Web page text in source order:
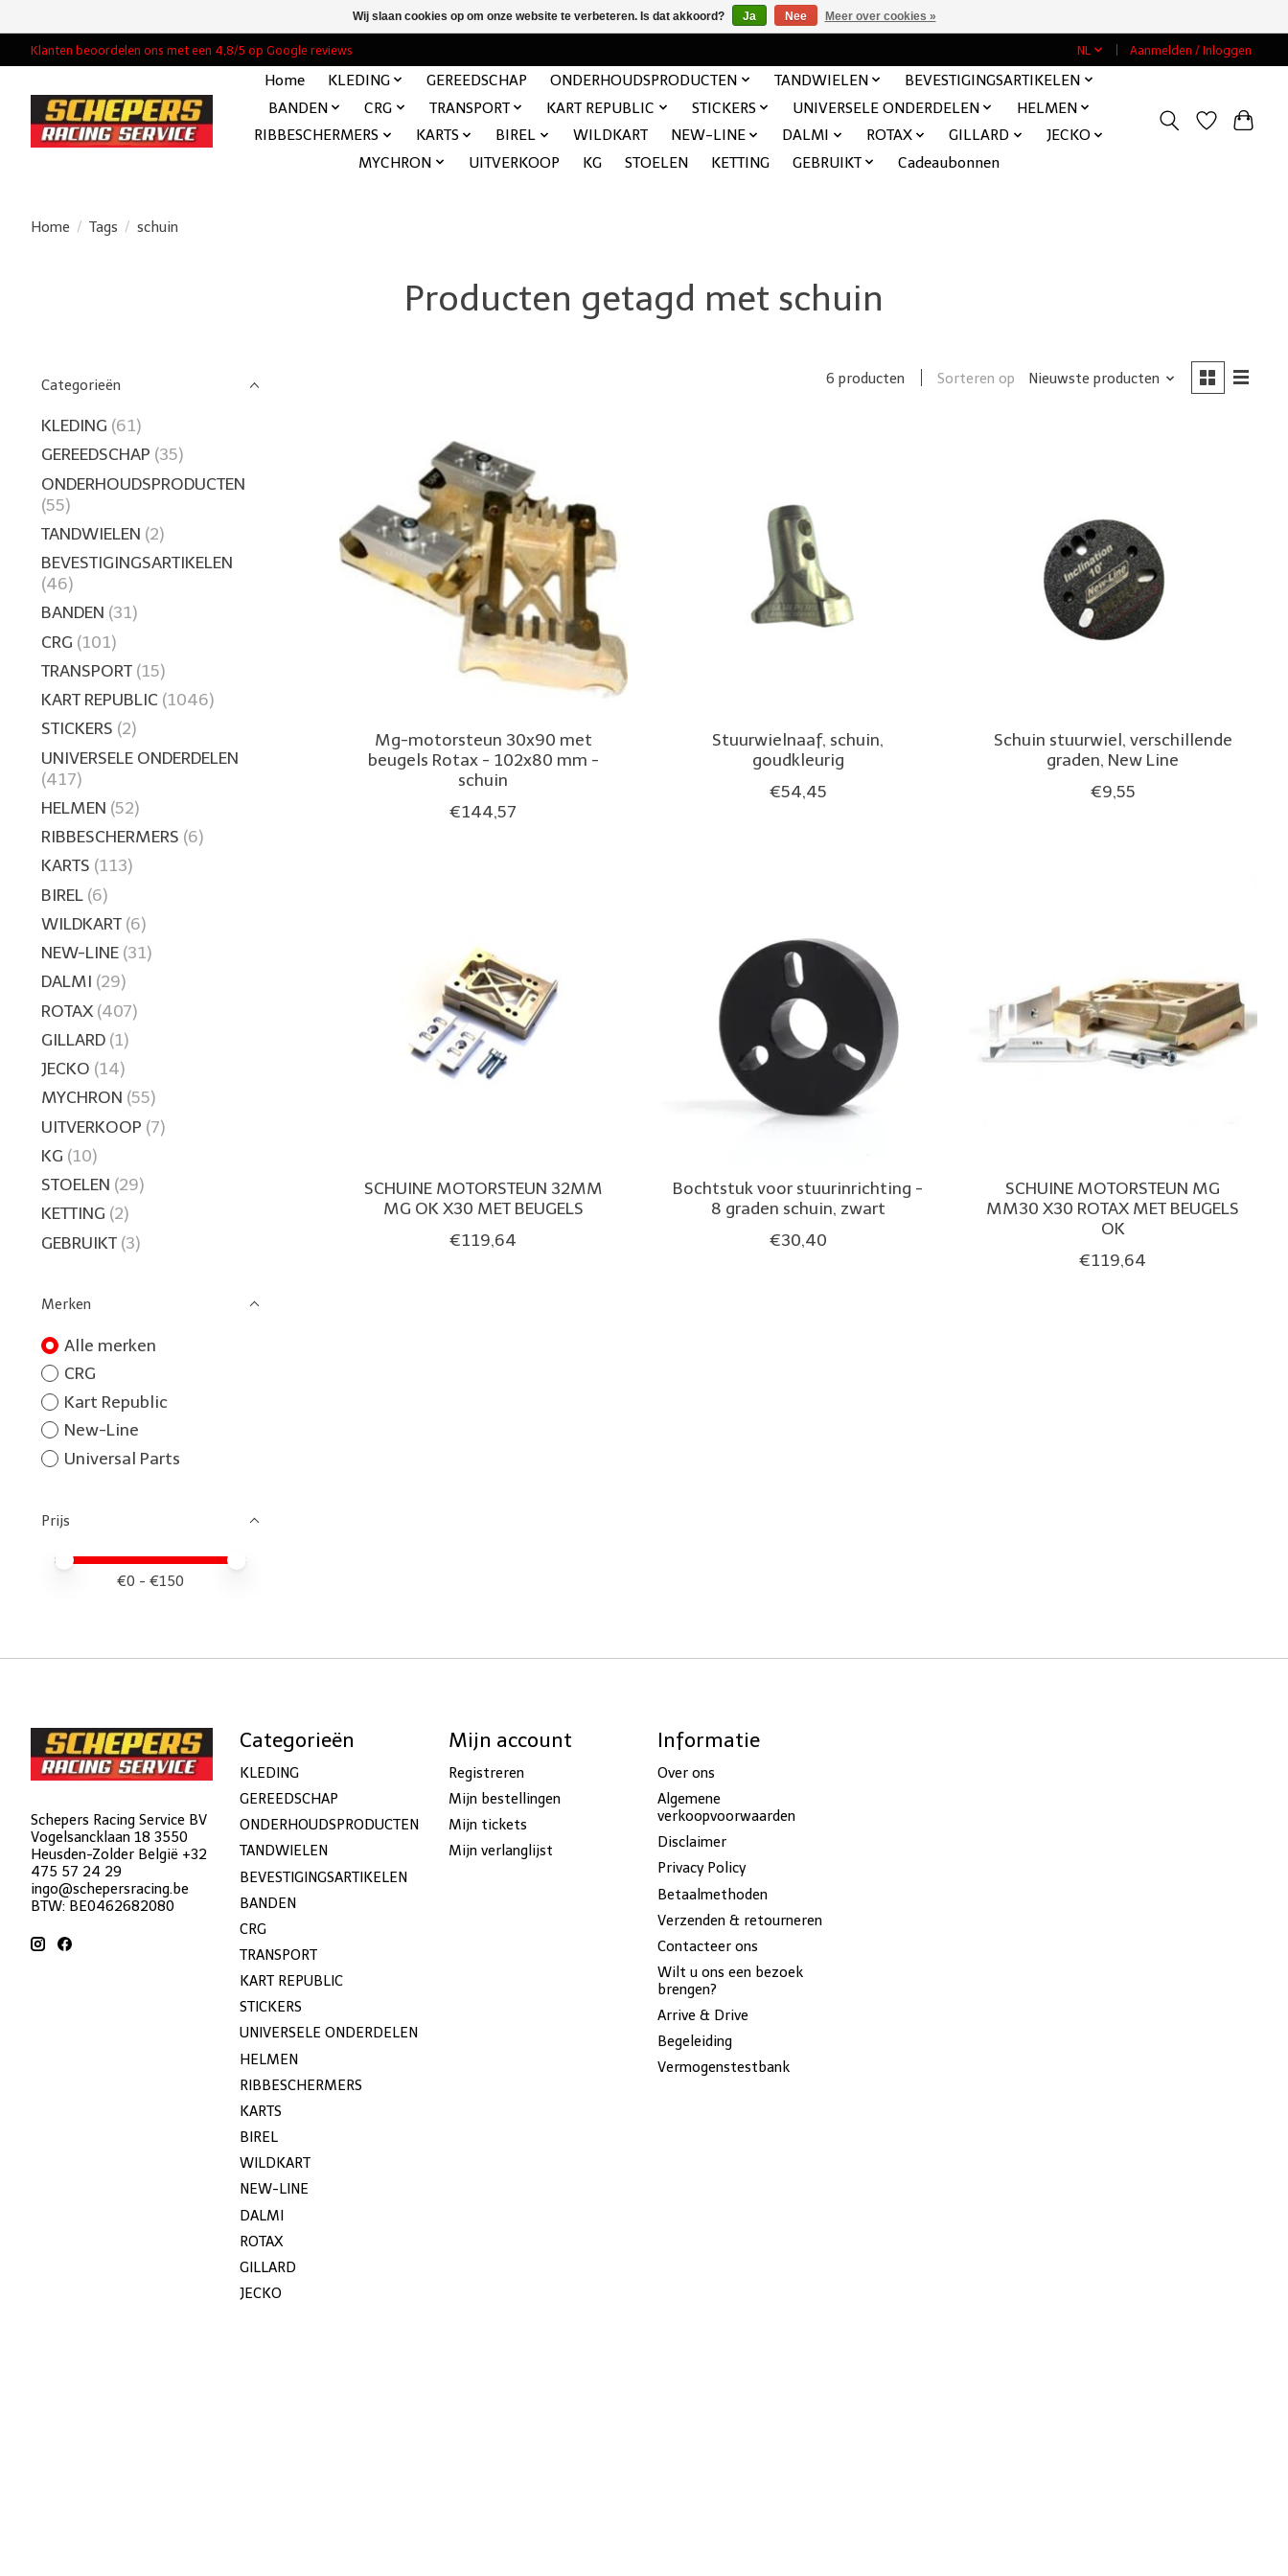
Klanten beoordelen ons met een 4,8/5 op Google reviews NL Aanmelden / Inloggen
Home KLEDING GEREEDSCHAP ONDERHOUDSPRODUCTEN TANDWIELEN
BEVESTIGINGSARTIKELEN
BANDEN
CRG TRANSPORT KART REPUBLIC STICKERS UNIVERSELE ONDERDELEN
HELMEN
RIBBESCHERMERS
KARTS BIREL WILDKART NEW-LINE DALMI ROTAX GILLARD
JECKO
MYCHRON
UITVERKOOP KG STOELEN KETTING GEBRUIKT Cadeaubonnen
Home / Tags / schuin
Producten getagd met schuin
Categorieën
KLEDING (61)
GEREEDSCHAP (35)
ONDERHOUDSPRODUCTEN
(55)
TANDWIELEN (2)
BEVESTIGINGSARTIKELEN
(46)
BANDEN (31)
CRG (101)
TRANSPORT (15)
KART REPUBLIC (1046)
STICKERS (2)
UNIVERSELE ONDERDELEN
(417)
HELMEN (52)
RIBBESCHERMERS (6)
KARTS (113)
BIREL (6)
WILDKART (6)
NEW-LINE (31)
DALMI (29)
ROTAX (407)
GILLARD (1)
JECKO (14)
MYCHRON (55)
UITVERKOOP (7)
KG (10)
STOELEN (29)
KETTING (2)
GEBRUIKT (3)
Merken
Alle merken
CRG
Kart Republic
New-Line
Universal Parts
Prijs
Minimale prijswaarde
Price maximum value
€0 - €150
6 producten Sorteren op Nieuwste producten
Mg-motorsteun 30x90 met
beugels Rotax - 102x80 mm -
schuin
€144,57
Stuurwielnaaf, schuin,
goudkleurig
€54,45
Schuin stuurwiel, verschillende
graden, New Line
€9,55
SCHUINE MOTORSTEUN 32MM
MG OK X30 MET BEUGELS
€119,64
Bochtstuk voor stuurinrichting -
8 graden schuin, zwart
€30,40
SCHUINE MOTORSTEUN MG
MM30 X30 ROTAX MET BEUGELS
OK
€119,64
Schepers Racing Service BV
Vogelsancklaan 18 3550
Heusden-Zolder België +32
475 57 24 29
ingo@schepersracing.be
BTW: BE0462682080
Categorieën
KLEDING
GEREEDSCHAP
ONDERHOUDSPRODUCTEN
TANDWIELEN
BEVESTIGINGSARTIKELEN
BANDEN
CRG
TRANSPORT
KART REPUBLIC
STICKERS
UNIVERSELE ONDERDELEN
HELMEN
RIBBESCHERMERS
KARTS
BIREL
WILDKART
NEW-LINE
DALMI
ROTAX
GILLARD
JECKO
Mijn account
Registreren
Mijn bestellingen
Mijn tickets
Mijn verlanglijst
Informatie
Over ons
Algemene
verkoopvoorwaarden
Disclaimer
Privacy Policy
Betaalmethoden
Verzenden & retourneren
Contacteer ons
Wilt u ons een bezoek
brengen?
Arrive & Drive
Begeleiding
Vermogenstestbank
Wij slaan cookies op om onze website te verbeteren. Is dat akkoord? Ja Nee Meer over cookies »